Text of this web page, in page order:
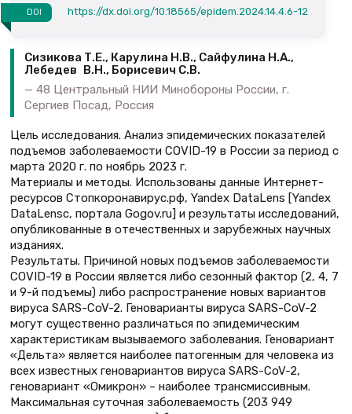
DOI https://dx.doi.org/10.18565/epidem.2024.14.4.6-12
Сизикова Т.Е., Карулина Н.В., Сайфулина Н.А.,
Лебедев В.Н., Борисевич С.В.
48 Центральный НИИ Минобороны России, г.
Сергиев Посад, Россия
Цель исследования. Анализ эпидемических показателей
подъемов заболеваемости COVID-19 в России за период с
марта 2020 г. по ноябрь 2023 г.
Материалы и методы. Использованы данные Интернет-
ресурсов Стопкоронавирус.рф, Yandex DataLens [Yandex
DataLensс, портала Gogov.ru] и результаты исследований,
опубликованные в отечественных и зарубежных научных
изданиях.
Результаты. Причиной новых подъемов заболеваемости
COVID-19 в России является либо сезонный фактор (2, 4, 7
и 9-й подъемы) либо распространение новых вариантов
вируса SARS-CoV-2. Геноварианты вируса SARS-CoV-2
могут существенно различаться по эпидемическим
характеристикам вызываемого заболевания. Геновариант
«Дельта» является наиболее патогенным для человека из
всех известных геновариантов вируса SARS-CoV-2,
геновариант «Омикрон» – наиболее трансмиссивным.
Максимальная суточная заболеваемость (203 949